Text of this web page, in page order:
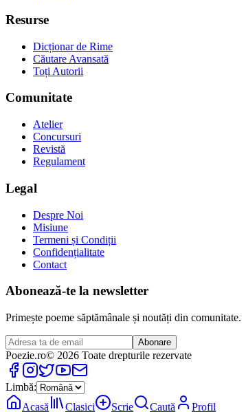
Resurse
Dicționar de Rime
Căutare Avansată
Toți Autorii
Comunitate
Atelier
Concursuri
Revistă
Regulament
Legal
Despre Noi
Misiune
Termeni și Condiții
Confidențialitate
Contact
Abonează-te la newsletter
Primește poeme săptămânale și noutăți din comunitate.
Abonare
Poezie.ro© 2026 Toate drepturile rezervate
Limbă:
Acasă
Clasici Scrie Caută Profil